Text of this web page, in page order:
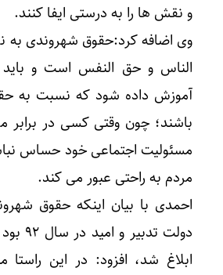
و نقش ها را به درستی ایفا کنند.
وی اضافه کرد:حقوق شهروندی به
الناس و حق النفس است و باید
آموزش داده شود که نسبت به
باشند؛ چون وقتی کسی در برابر
مسئولیت اجتماعی خود حساس
مردم به راحتی عبور می کند.
احمدی با بیان اینکه حقوق
دولت
ابلاغ شد، افزود: در این